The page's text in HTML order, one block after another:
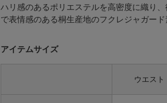
ハリ感のあるポリエステルを高密度に織り
で表情感のある桐生産地のフクレジャガード
アイテムサイズ
ウエスト